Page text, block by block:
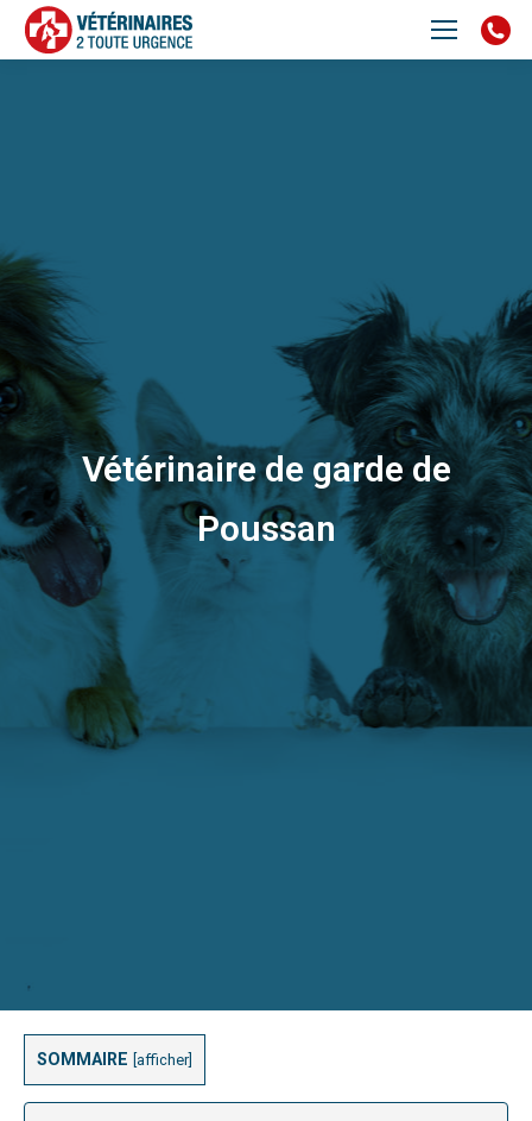
SOMMAIRE afficher
Vétérinaire de garde de
Poussan